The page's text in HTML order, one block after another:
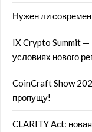
Нужен ли
IX Crypto Summit
условиях нового
CoinCraft Show
пропущу!
CLARITY Act: